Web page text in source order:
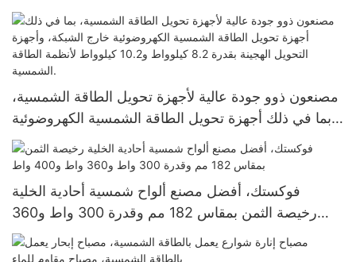
فولت 120/240 فولت - محول طاقة شمسية خارج
الشبكة
مصنعون ذوو جودة عالية لأجهزة تحويل الطاقة الشمسية،
بما في ذلك أجهزة تحويل الطاقة الشمسية الكهروضوئية
خارج الشبكة، وأجهزة التحويل الهجينة بقدرة 8.2 كيلوواط
و10.2 كيلوواط لأنظمة الطاقة الشمسية.
فوكستك، أفضل مصنع ألواح شمسية أحادية الخلية
رخيصة الثمن بمقاس 182 مم وقدرة 300 واط و360
واط و400 واط